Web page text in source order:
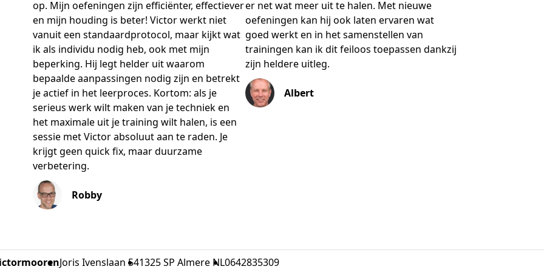
op. Mijn oefeningen zijn efficiënter, effectiever
en mijn houding is beter! Victor werkt niet
vanuit een standaardprotocol, maar kijkt wat
ik als individu nodig heb, ook met mijn
beperking. Hij legt helder uit waarom
bepaalde aanpassingen nodig zijn en betrekt
je actief in het leerproces. Kortom: als je
serieus werk wilt maken van je techniek en
het maximale uit je training wilt halen, is een
sessie met Victor absoluut aan te raden. Je
krijgt geen quick fix, maar duurzame
verbetering.
Robby
er net wat meer uit te halen. Met nieuwe
oefeningen kan hij ook laten ervaren wat
goed werkt en in het samenstellen van
trainingen kan ik dit feiloos toepassen dankzij
zijn heldere uitleg.
Albert
Joris Ivenslaan 541325 SP Almere NL0642835309